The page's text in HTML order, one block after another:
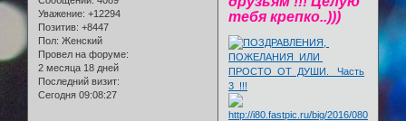
Уважение: +12294
Позитив: +8447
Пол: Женский
Провел на форуме:
2 месяца 18 дней
Последний визит:
Сегодня 09:08:27
тебя крепко..)))